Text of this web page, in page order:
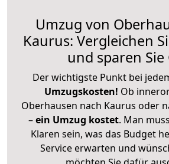
Umzug von
Kaurus: Vergleichen
und sparen Sie
Der wichtigste Punkt bei
Umzugskosten! Ob
Oberhausen nach Kaurus oder
–ein Umzug kostet. Man
Klaren sein, was das Budget
Service erwarten und